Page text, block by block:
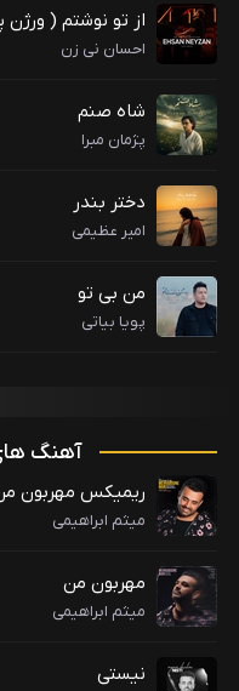
از تو نوشتم ( ورژن
احسان نی زن
شاه صنم
پژمان مبرا
دختر بندر
امیر عظیمی
من بی تو
پویا بیاتی
آهنگ
ریمیکس مهربون
میثم ابراهیمی
مهربون من
میثم ابراهیمی
نیستی